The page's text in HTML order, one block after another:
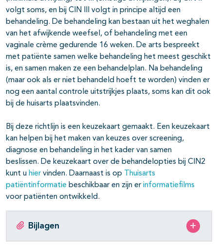
volgt soms, en bij CIN III volgt in principe altijd een
behandeling. De behandeling kan bestaan uit het weghalen
van het afwijkende weefsel, of behandeling met een
vaginale crème gedurende 16 weken. De arts bespreekt
met patiënte samen welke behandeling het meest geschikt
is, en samen maken ze een behandelplan. Na behandeling
(maar ook als er niet behandeld hoeft te worden) vinden er
nog een aantal controle uitstrijkjes plaats, soms kan dit ook
bij de huisarts plaatsvinden.
Bij deze richtlijn is een keuzekaart gemaakt. Een keuzekaart
kan helpen bij het maken van keuzes over screening,
diagnose en behandeling in het kader van samen
beslissen. De keuzekaart over de behandelopties bij CIN2
kunt u hier vinden. Daarnaast is op Thuisarts
patiëntinformatie beschikbaar en zijn er informatiefilms
voor patiënten ontwikkeld.
Bijlagen